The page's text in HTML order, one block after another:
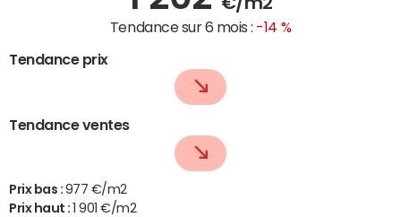
Tendance sur 6 mois : -14 %
Tendance prix
Tendance ventes
Prix bas : 977 €/m2
Prix haut :
1 901 €/m2